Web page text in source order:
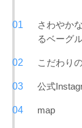
さわやか
るベーグ
こだわり
公式
map